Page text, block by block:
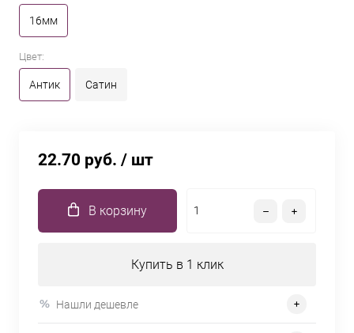
16мм
Цвет:
Антик Сатин
22.70 руб. / шт
В корзину
Купить в 1 клик
Нашли дешевле